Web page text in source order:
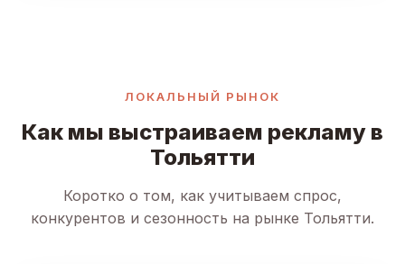
ЛОКАЛЬНЫЙ РЫНОК
Как мы выстраиваем рекламу в
Тольятти
Коротко о том, как учитываем спрос,
конкурентов и сезонность на рынке Тольятти.